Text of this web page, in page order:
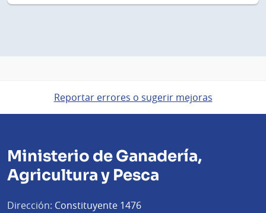
Reportar errores o sugerir mejoras
Ministerio de Ganadería,
Agricultura y Pesca
Dirección: Constituyente 1476